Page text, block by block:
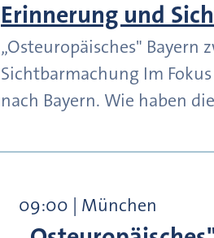
Erinnerung und
„Osteuropäisches"
Sichtbarmachung Im
nach Bayern. Wie haben
09:00 | München